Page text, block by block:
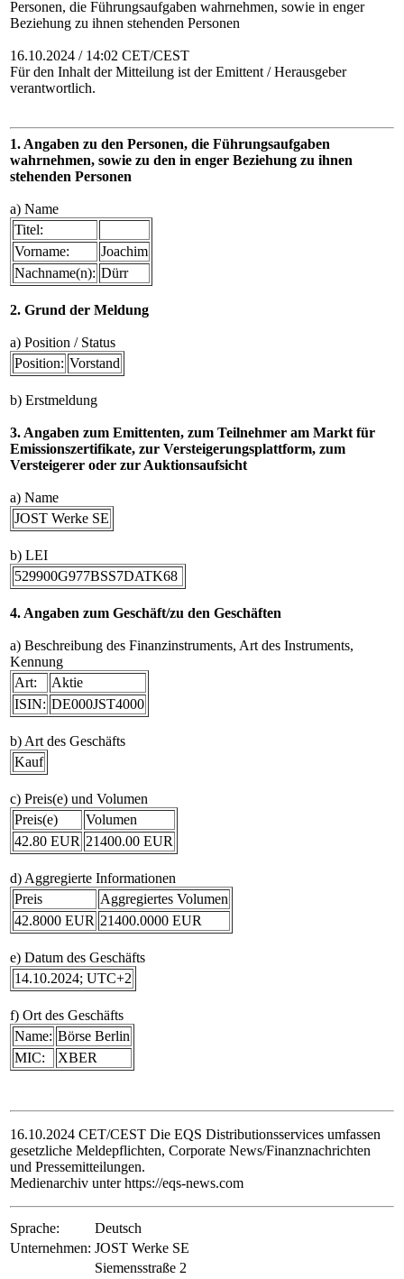
Personen, die Führungsaufgaben wahrnehmen, sowie in enger
Beziehung zu ihnen stehenden Personen
16.10.2024 / 14:02 CET/CEST
Für den Inhalt der Mitteilung ist der Emittent / Herausgeber
verantwortlich.
1. Angaben zu den Personen, die Führungsaufgaben
wahrnehmen, sowie zu den in enger Beziehung zu ihnen
stehenden Personen
a) Name
Titel:
Vorname:
Joachim
Nachname(n): Dürr
2. Grund der Meldung
a) Position / Status
Position: Vorstand
b) Erstmeldung
3. Angaben zum Emittenten, zum Teilnehmer am Markt für
Emissionszertifikate, zur Versteigerungsplattform, zum
Versteigerer oder zur Auktionsaufsicht
a) Name
JOST Werke SE
b) LEI
529900G977BSS7DATK68
4. Angaben zum Geschäft/zu den Geschäften
a) Beschreibung des Finanzinstruments, Art des Instruments,
Kennung
Art:
Aktie
ISIN: DE000JST4000
b) Art des Geschäfts
Kauf
c) Preis(e) und Volumen
Preis(e)
Volumen
42.80 EUR 21400.00 EUR
d) Aggregierte Informationen
Preis
Aggregiertes Volumen
42.8000 EUR 21400.0000 EUR
e) Datum des Geschäfts
14.10.2024; UTC+2
f) Ort des Geschäfts
Name: Börse Berlin
MIC:
XBER
16.10.2024 CET/CEST Die EQS Distributionsservices umfassen
gesetzliche Meldepflichten, Corporate News/Finanznachrichten
und Pressemitteilungen.
Medienarchiv unter https://eqs-news.com
Sprache:
Deutsch
Unternehmen: JOST Werke SE
Siemensstraße 2